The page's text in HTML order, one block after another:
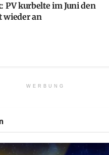
PV kurbelte im Juni den
wieder an
WERBUNG